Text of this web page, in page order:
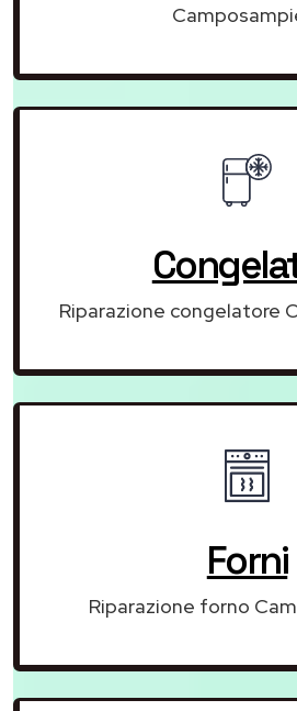
Riparazione congelatore
Forni
Riparazione forno